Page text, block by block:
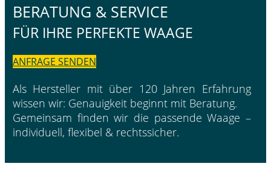
BERATUNG & SERVICE
FÜR IHRE PERFEKTE WAAGE
ANFRAGE SENDEN
Als Hersteller mit über 120 Jahren Erfahrung
wissen wir: Genauigkeit beginnt mit Beratung.
Gemeinsam finden wir die passende Waage –
individuell, flexibel & rechtssicher.